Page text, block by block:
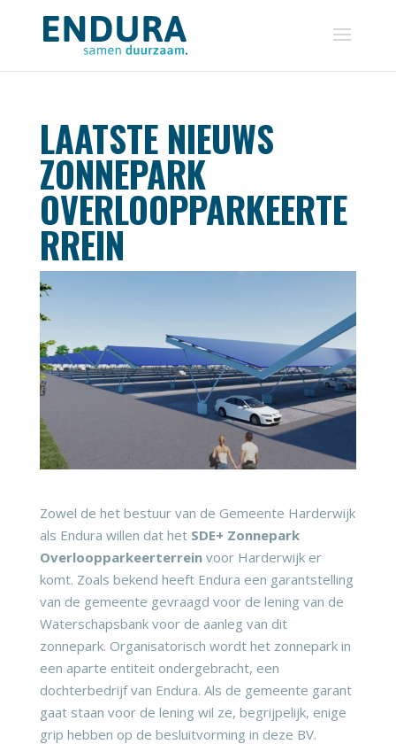
LAATSTE NIEUWS
ZONNEPARK
OVERLOOPPARKEERTE
RREIN
Zowel de het bestuur van de Gemeente Harderwijk
als Endura willen dat het SDE+ Zonnepark
Overloopparkeerterrein voor Harderwijk er
komt. Zoals bekend heeft Endura een garantstelling
van de gemeente gevraagd voor de lening van de
Waterschapsbank voor de aanleg van dit
zonnepark. Organisatorisch wordt het zonnepark in
een aparte entiteit ondergebracht, een
dochterbedrijf van Endura. Als de gemeente garant
gaat staan voor de lening wil ze, begrijpelijk, enige
grip hebben op de besluitvorming in deze BV.